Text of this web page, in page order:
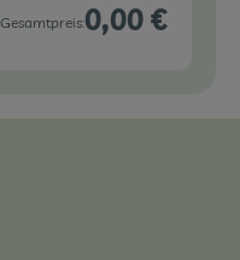
Gesamtpreis:0,00 €